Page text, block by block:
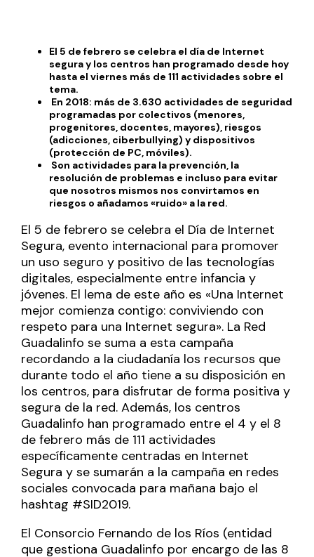
El 5 de febrero se celebra el día de Internet
segura y los centros han programado desde hoy
hasta el viernes más de 111 actividades sobre el
tema.
En 2018: más de 3.630 actividades de seguridad
programadas por colectivos (menores,
progenitores, docentes, mayores), riesgos
(adicciones, ciberbullying) y dispositivos
(protección de PC, móviles).
Son actividades para la prevención, la
resolución de problemas e incluso para evitar
que nosotros mismos nos convirtamos en
riesgos o añadamos «ruido» a la red.
El 5 de febrero se celebra el Día de Internet
Segura, evento internacional para promover
un uso seguro y positivo de las tecnologías
digitales, especialmente entre infancia y
jóvenes. El lema de este año es «Una Internet
mejor comienza contigo: conviviendo con
respeto para una Internet segura». La Red
Guadalinfo se suma a esta campaña
recordando a la ciudadanía los recursos que
durante todo el año tiene a su disposición en
los centros, para disfrutar de forma positiva y
segura de la red. Además, los centros
Guadalinfo han programado entre el 4 y el 8
de febrero más de 111 actividades
específicamente centradas en Internet
Segura y se sumarán a la campaña en redes
sociales convocada para mañana bajo el
hashtag #SID2019.
El Consorcio Fernando de los Ríos (entidad
que gestiona Guadalinfo por encargo de las 8